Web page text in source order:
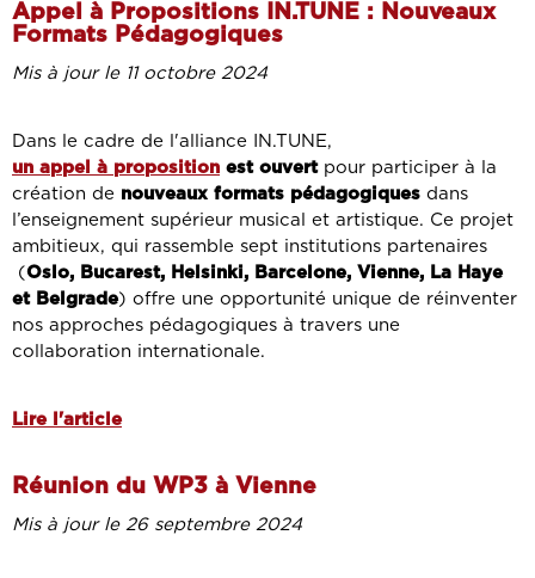
Appel à Propositions IN.TUNE : Nouveaux
Formats Pédagogiques
Mis à jour le 11 octobre 2024
Dans le cadre de l'alliance IN.TUNE,
un appel à proposition est ouvertpour participer à la
création de nouveaux formats pédagogiques dans
l’enseignement supérieur musical et artistique. Ce projet
ambitieux, qui rassemble sept institutions partenaires
(Oslo, Bucarest, Helsinki, Barcelone, Vienne, La Haye
et Belgrade) offre une opportunité unique de réinventer
nos approches pédagogiques à travers une
collaboration internationale.
Lire l'article
Réunion du WP3 à Vienne
Mis à jour le 26 septembre 2024